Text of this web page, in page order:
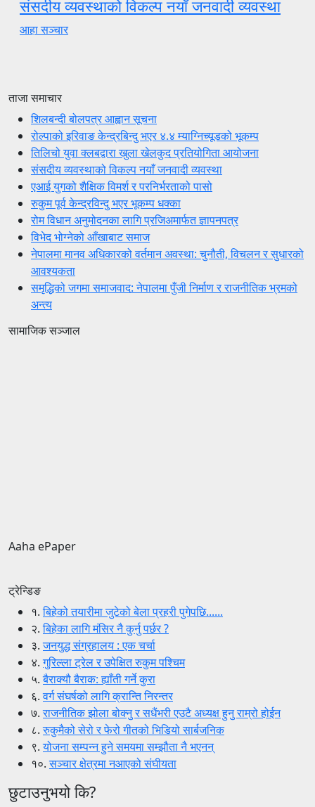
संसदीय व्यवस्थाको विकल्प नयाँ जनवादी व्यवस्था
आहा सञ्चार
ताजा समाचार
शिलबन्दी बोलपत्र आह्वान सूचना
रोल्पाको इरिवाङ केन्द्रबिन्दु भएर ४.४ म्याग्निच्यूडको भूकम्प
तिलिचो युवा क्लबद्वारा खुला खेलकुद प्रतियोगिता आयोजना
संसदीय व्यवस्थाको विकल्प नयाँ जनवादी व्यवस्था
एआई युगको शैक्षिक विमर्श र परनिर्भरताको पासो
रुकुम पूर्व केन्द्रविन्दु भएर भूकम्प धक्का
रोम विधान अनुमोदनका लागि प्रजिअमार्फत ज्ञापनपत्र
विभेद भोग्नेको आँखाबाट समाज
नेपालमा मानव अधिकारको वर्तमान अवस्था: चुनौती, विचलन र सुधारको
आवश्यकता
समृद्धिको जगमा समाजवाद: नेपालमा पुँजी निर्माण र राजनीतिक भ्रमको
अन्त्य
सामाजिक सञ्जाल
Aaha ePaper
ट्रेन्डिङ
१.बिहेको तयारीमा जुटेको बेला प्रहरी पुगेपछि......
२.बिहेका लागि मंसिर नै कुर्नु पर्छर ?
३.जनयुद्ध संग्रहालय : एक चर्चा
४.गुरिल्ला ट्रेल र उपेक्षित रुकुम पश्चिम
५.बैराक्यौ बैराक: ह्याँती गर्ने कुरा
६.वर्ग संघर्षको लागि क्रान्ति निरन्तर
७.राजनीतिक झोला बोक्नु र सधैंभरी एउटै अध्यक्ष हुनु राम्रो होईन
८.रुकुमैको सेरो र फेरो गीतको भिडियो सार्बजनिक
९.योजना सम्पन्न हुने समयमा सम्झौता नै भएनन्
१०.सञ्चार क्षेत्रमा नआएको संघीयता
छुटाउनुभयो कि?